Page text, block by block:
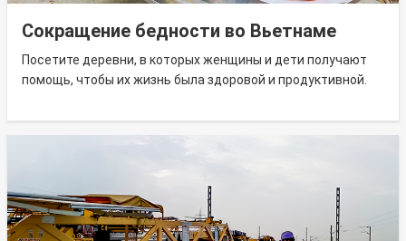
Сокращение бедности во Вьетнаме
Посетите деревни, в которых женщины и дети получают
помощь, чтобы их жизнь была здоровой и продуктивной.